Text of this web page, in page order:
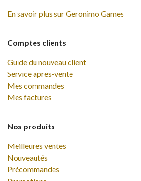
Comptes clients
Guide du nouveau client
Service après-vente
Mes commandes
Mes factures
Nos produits
Meilleures ventes
Nouveautés
Précommandes
En savoir plus sur Geronimo Games